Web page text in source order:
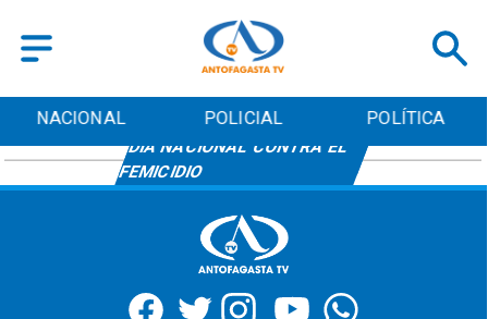
NACIONAL POLICIAL POLÍTICA
DÍA NACIONAL CONTRA EL
FEMICIDIO